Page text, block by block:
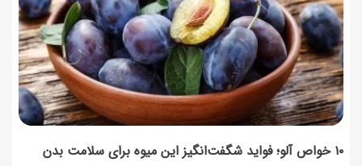
۱۰ خواص آلو؛ فواید شگفت‌انگیز این میوه برای سلامت بدن